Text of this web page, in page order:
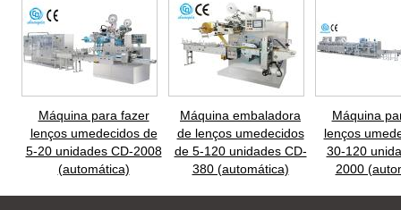
Máquina para fazer
lenços umedecidos de
5-20 unidades CD-2008
(automática)
Máquina embaladora
de lenços umedecidos
de 5-120 unidades CD-
380 (automática)
Máquina
lenços
30-120
2000